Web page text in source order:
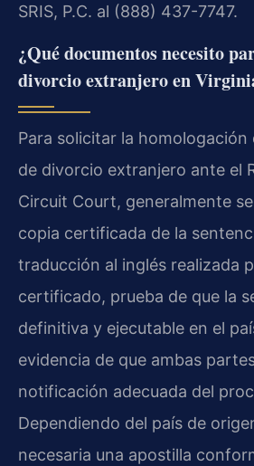
SRIS, P.C. al (888) 437-7747.
¿Qué documentos necesito
divorcio extranjero en
Para solicitar la homologación
de divorcio extranjero ante el
Circuit Court, generalmente
copia certificada de la
traducción al inglés realizada
certificado, prueba de que la
definitiva y ejecutable en el
evidencia de que ambas
notificación adecuada del
Dependiendo del país de
necesaria una apostilla